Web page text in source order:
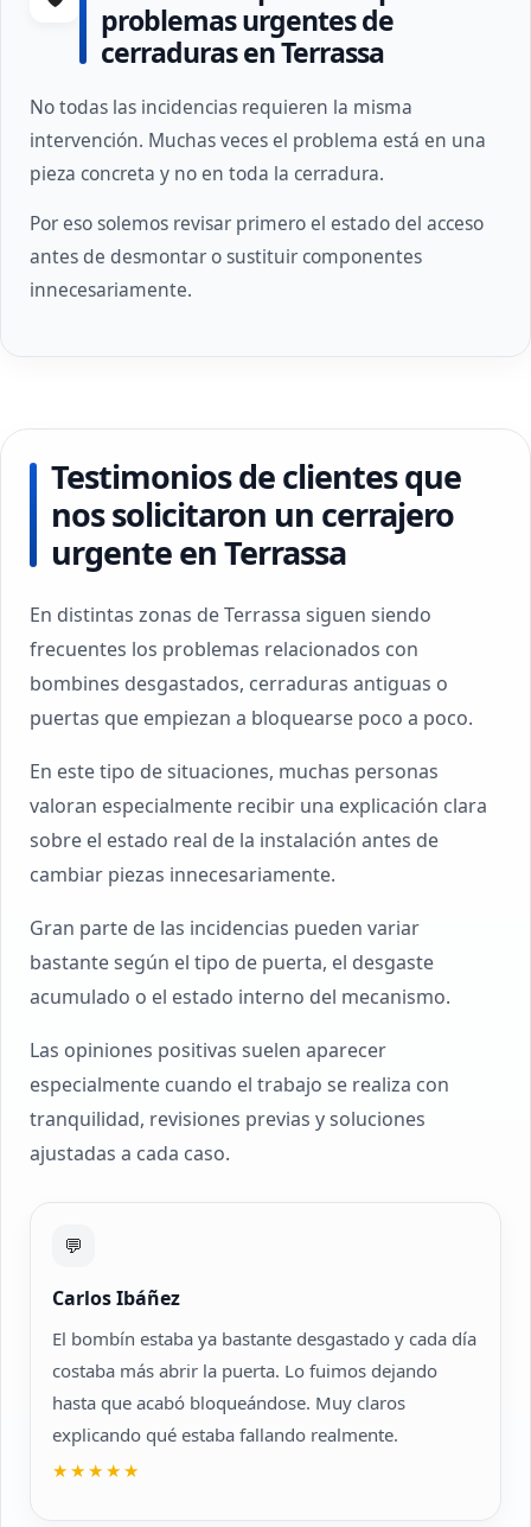
problemas urgentes de
cerraduras en Terrassa
No todas las incidencias requieren la misma
intervención. Muchas veces el problema está en una
pieza concreta y no en toda la cerradura.
Por eso solemos revisar primero el estado del acceso
antes de desmontar o sustituir componentes
innecesariamente.
Testimonios de clientes que
nos solicitaron un cerrajero
urgente en Terrassa
En distintas zonas de Terrassa siguen siendo
frecuentes los problemas relacionados con
bombines desgastados, cerraduras antiguas o
puertas que empiezan a bloquearse poco a poco.
En este tipo de situaciones, muchas personas
valoran especialmente recibir una explicación clara
sobre el estado real de la instalación antes de
cambiar piezas innecesariamente.
Gran parte de las incidencias pueden variar
bastante según el tipo de puerta, el desgaste
acumulado o el estado interno del mecanismo.
Las opiniones positivas suelen aparecer
especialmente cuando el trabajo se realiza con
tranquilidad, revisiones previas y soluciones
ajustadas a cada caso.
💬
Carlos Ibáñez
El bombín estaba ya bastante desgastado y cada día
costaba más abrir la puerta. Lo fuimos dejando
hasta que acabó bloqueándose. Muy claros
explicando qué estaba fallando realmente.
★★★★★